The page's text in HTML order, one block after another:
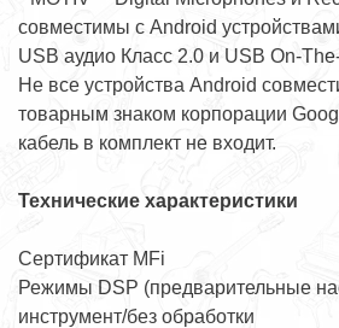
совместимы с Android
USB аудио Класс 2.0 и USB On-
Не все устройства Android
товарным знаком корпорации
кабель в комплект не входит.
Технические характеристики
Сертификат MFi
Режимы DSP (предварительные
инструмент/без обработки